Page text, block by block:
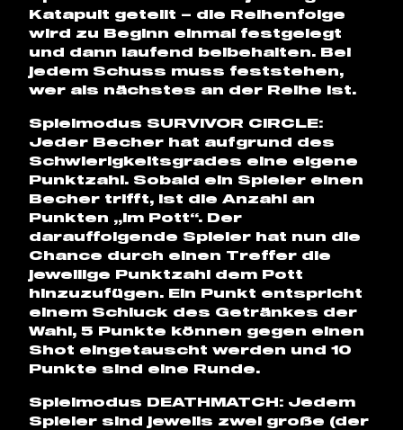
Katapult geteilt – die Reihenfolge
wird zu Beginn einmal festgelegt
und dann laufend beibehalten. Bei
jedem Schuss muss feststehen,
wer als nächstes an der Reihe ist.
Spielmodus SURVIVOR CIRCLE:
Jeder Becher hat aufgrund des
Schwierigkeitsgrades eine eigene
Punktzahl. Sobald ein Spieler einen
Becher trifft, ist die Anzahl an
Punkten „im Pott“. Der
darauffolgende Spieler hat nun die
Chance durch einen Treffer die
jeweilige Punktzahl dem Pott
hinzuzufügen. Ein Punkt entspricht
einem Schluck des Getränkes der
Wahl, 5 Punkte können gegen einen
Shot eingetauscht werden und 10
Punkte sind eine Runde.
Spielmodus DEATHMATCH: Jedem
Spieler sind jeweils zwei große (der